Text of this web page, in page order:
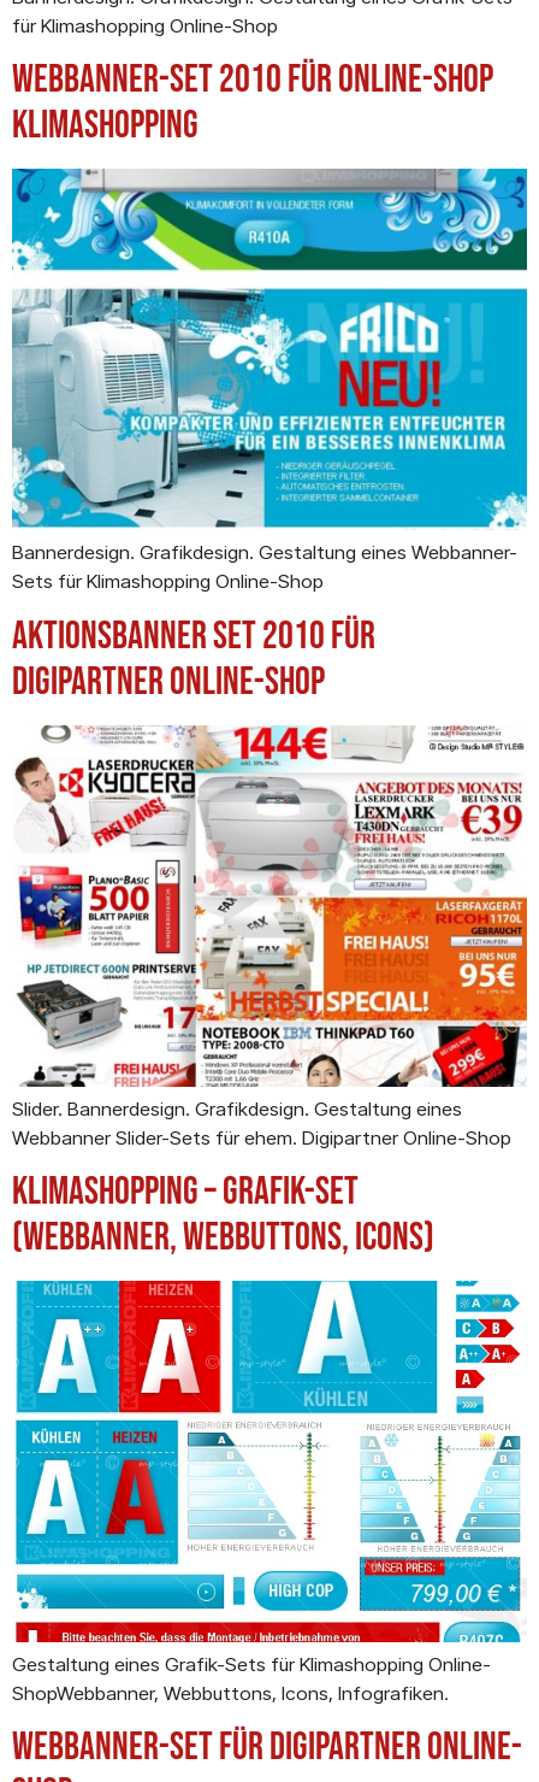
für Klimashopping Online-Shop
Webbanner-Set 2010 für Online-Shop
Klimashopping
Bannerdesign. Grafikdesign. Gestaltung eines Webbanner-
Sets für Klimashopping Online-Shop
Aktionsbanner Set 2010 für
Digipartner Online-Shop
Slider. Bannerdesign. Grafikdesign. Gestaltung eines
Webbanner Slider-Sets für ehem. Digipartner Online-Shop
Klimashopping – Grafik-Set
(Webbanner, Webbuttons, Icons)
Gestaltung eines Grafik-Sets für Klimashopping Online-
ShopWebbanner, Webbuttons, Icons, Infografiken.
Webbanner-Set für Digipartner Online-